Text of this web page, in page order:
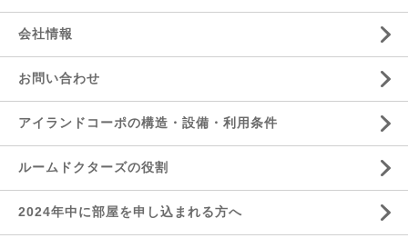
会社情報
お問い合わせ
アイランドコーポの構造・設備・利用条件
ルームドクターズの役割
2024年中に部屋を申し込まれる方へ